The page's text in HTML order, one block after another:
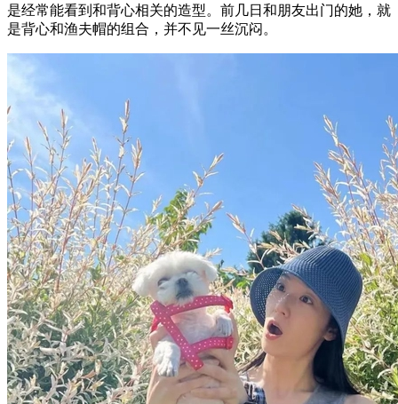
是经常能看到和背心相关的造型。前几日和朋友出门的她，就
是背心和渔夫帽的组合，并不见一丝沉闷。